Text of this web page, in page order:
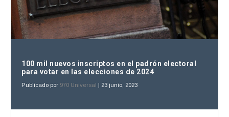
100 mil nuevos inscriptos en el padrón electoral
para votar en las elecciones de 2024
Publicado por 970 Universal | 23 junio, 2023